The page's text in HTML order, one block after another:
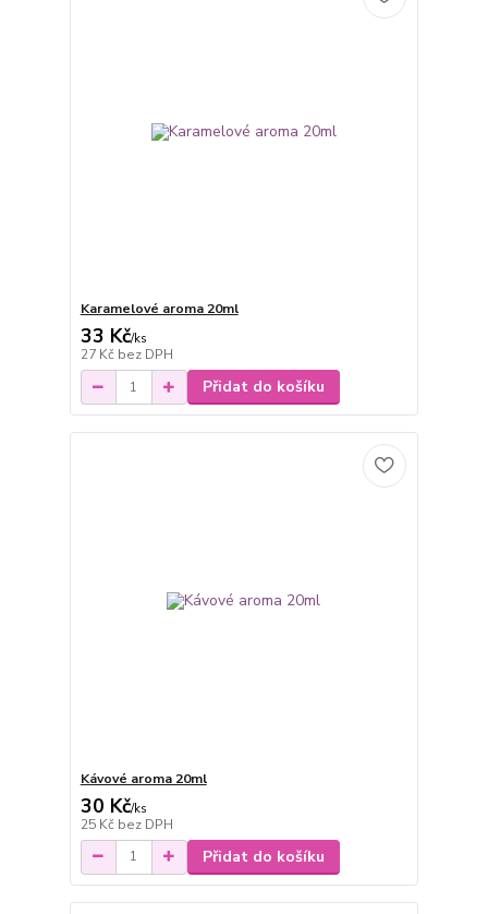
Karamelové aroma 20ml
33 Kč/ks
27 Kč bez DPH
Přidat do košíku
Kávové aroma 20ml
30 Kč/ks
25 Kč bez DPH
Přidat do košíku